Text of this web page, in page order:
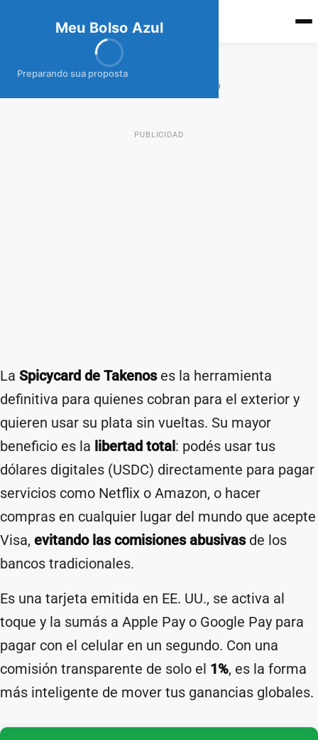
Meu Bolso Azul
Preparando sua proposta
meubolso Azul
Tarjeta Spicycard
20 de febrero de 2026
PUBLICIDAD
La Spicycard de Takenoses la herramienta
definitiva para quienes cobran para el exterior y
quieren usar su plata sin vueltas. Su mayor
beneficio es la libertad total: podés usar tus
dólares digitales (USDC) directamente para pagar
servicios como Netflix o Amazon, o hacer
compras en cualquier lugar del mundo que acepte
Visa, evitando las comisiones abusivasde los
bancos tradicionales.
Es una tarjeta emitida en EE. UU., se activa al
toque y la sumás a Apple Pay o Google Pay para
pagar con el celular en un segundo. Con una
comisión transparente de solo el 1%, es la forma
más inteligente de mover tus ganancias globales.